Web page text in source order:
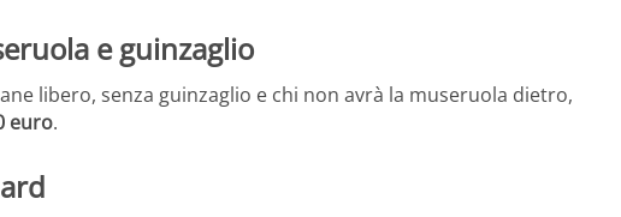
e guinzaglio
libero, senza guinzaglio e chi non avrà la museruola dietro,
euro.